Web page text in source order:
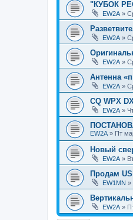
"КУБОК
EW2A »
EW2A »
EW2A »
Антенна
EW2A »
CQ WPX
EW2A »
EW2A » Пт
Новый
EW2A »
Продам
EW1MN »
EW2A »